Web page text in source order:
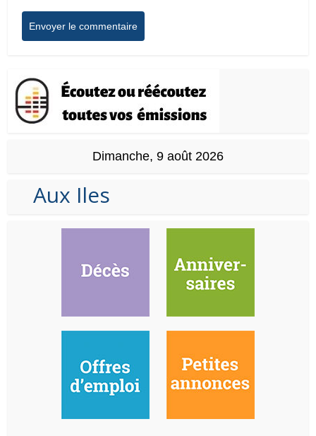
Dimanche, 9 août 2026
Aux Iles